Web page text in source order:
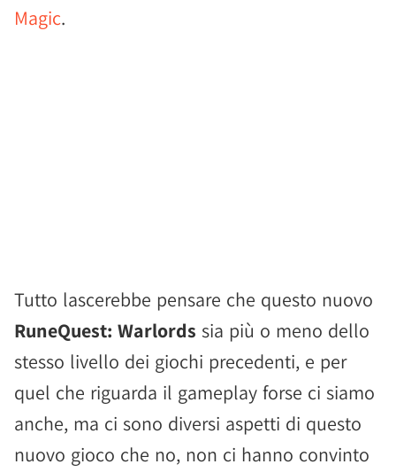
Magic.
Tutto lascerebbe pensare che questo nuovo
RuneQuest: Warlords sia più o meno dello
stesso livello dei giochi precedenti, e per
quel che riguarda il gameplay forse ci siamo
anche, ma ci sono diversi aspetti di questo
nuovo gioco che no, non ci hanno convinto